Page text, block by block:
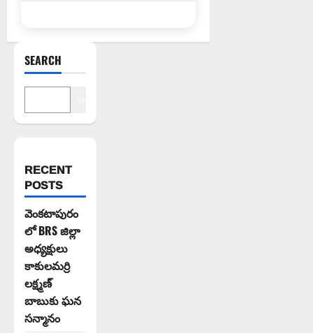
SEARCH
RECENT
POSTS
వెంకటాపురం
లో BRS జిల్లా
అధ్యక్షులు
కాకులమర్రి
లక్ష్మణ్
బాబుకు ఘన
సన్మానం